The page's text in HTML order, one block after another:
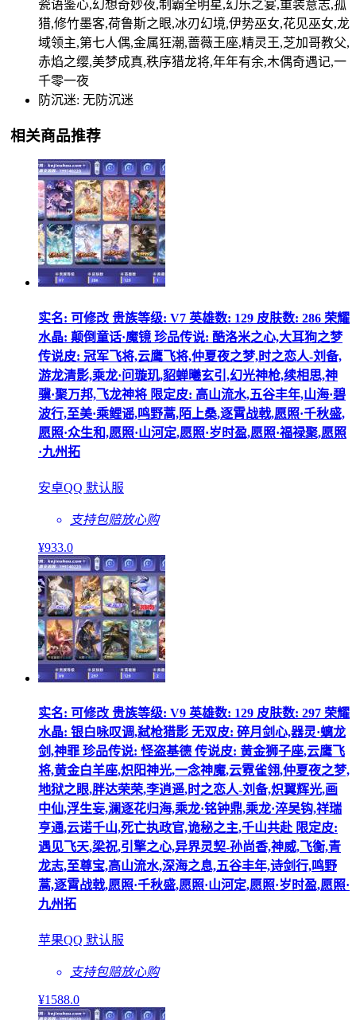
瓷语鉴心,幻想奇妙夜,制霸全明星,幻乐之宴,重装意志,孤
猎,修竹墨客,荷鲁斯之眼,冰刃幻境,伊势巫女,花见巫女,龙
域领主,第七人偶,金属狂潮,蔷薇王座,精灵王,芝加哥教父,
赤焰之缨,美梦成真,秩序猎龙将,年年有余,木偶奇遇记,一
千零一夜
防沉迷: 无防沉迷
相关商品推荐
实名: 可修改 贵族等级: V7 英雄数: 129 皮肤数: 286 荣耀
水晶: 颠倒童话·魔镜 珍品传说: 酷洛米之心,大耳狗之梦
传说皮: 冠军飞将,云鹰飞将,仲夏夜之梦,时之恋人-刘备,
游龙清影,乘龙·问璇玑,貂蝉曦玄引,幻光神枪,续相思,神
骥·聚万邦,飞龙神将 限定皮: 高山流水,五谷丰年,山海·碧
波行,至美·乘鲤谣,鸣野蒿,陌上桑,逐霄战戟,愿照·千秋盛,
愿照·众生和,愿照·山河定,愿照·岁时盈,愿照·福禄聚,愿照
·九州拓
安卓QQ 默认服
支持包赔放心购
¥933.0
实名: 可修改 贵族等级: V9 英雄数: 129 皮肤数: 297 荣耀
水晶: 银白咏叹调,弑枪猎影 无双皮: 碎月剑心,器灵·螭龙
剑,神罪 珍品传说: 怪盗基德 传说皮: 黄金狮子座,云鹰飞
将,黄金白羊座,炽阳神光,一念神魔,云霓雀翎,仲夏夜之梦,
地狱之眼,胖达荣荣,李逍遥,时之恋人-刘备,炽翼辉光,画
中仙,浮生妄,澜逐花归海,乘龙·铭钟鼎,乘龙·淬吴钩,祥瑞
亨通,云诺千山,死亡执政官,诡秘之主,千山共赴 限定皮:
遇见飞天,梁祝,引擎之心,异界灵契-孙尚香,神威,飞衡,青
龙志,至尊宝,高山流水,深海之息,五谷丰年,诗剑行,鸣野
蒿,逐霄战戟,愿照·千秋盛,愿照·山河定,愿照·岁时盈,愿照·
九州拓
苹果QQ 默认服
支持包赔放心购
¥1588.0